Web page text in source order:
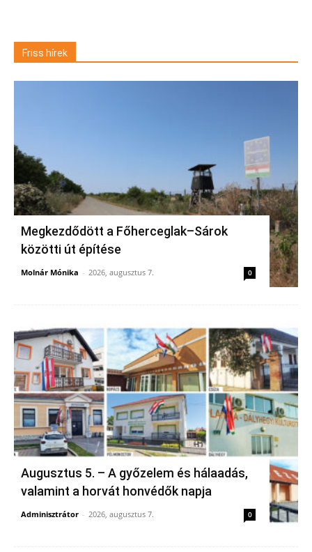
Friss hírek
Megkezdődött a Főherceglak–Sárok
közötti út építése
Molnár Mónika - 2026, augusztus 7. 0
Augusztus 5. – A győzelem és hálaadás,
valamint a horvát honvédők napja
Adminisztrátor - 2026, augusztus 7. 0